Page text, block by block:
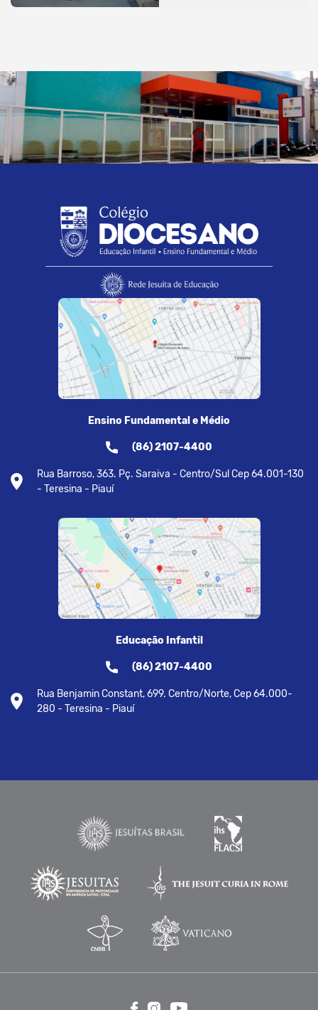
Ensino Fundamental e Médio
(86) 2107-4400
Rua Barroso, 363. Pç. Saraiva - Centro/Sul Cep 64.001-130
- Teresina - Piauí
Educação Infantil
(86) 2107-4400
Rua Benjamin Constant, 699. Centro/Norte, Cep 64.000-
280 - Teresina - Piauí